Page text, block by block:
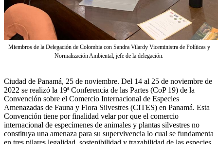
Miembros de la Delegación de Colombia con Sandra Vilardy Viceministra de Políticas y
Normalización Ambiental, jefe de la delegación.
Ciudad de Panamá, 25 de noviembre. Del 14 al 25 de noviembre de
2022 se realizó la 19ª Conferencia de las Partes (CoP 19) de la
Convención sobre el Comercio Internacional de Especies
Amenazadas de Fauna y Flora Silvestres (CITES) en Panamá. Esta
Convención tiene por finalidad velar por que el comercio
internacional de especímenes de animales y plantas silvestres no
constituya una amenaza para su supervivencia lo cual se fundamenta